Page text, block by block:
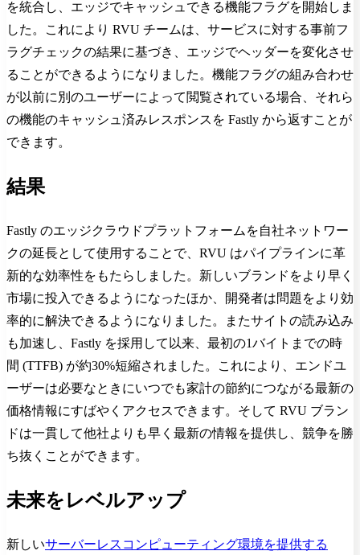
を統合し、エッジでキャッシュできる機能フラグを開始しま
した。これにより RVU チームは、サービスに対する事前フ
ラグチェックの結果に基づき、エッジでヘッダーを変化させ
ることができるようになりました。機能フラグの組み合わせ
が以前に別のユーザーによって閲覧されている場合、それら
の機能のキャッシュ済みレスポンスを Fastly から返すことが
できます。
結果
Fastly のエッジクラウドプラットフォームを自社ネットワー
クの延長として使用することで、RVU はパイプラインに革
新的な効率性をもたらしました。新しいブランドをより早く
市場に投入できるようになったほか、開発者は問題をより効
率的に解決できるようになりました。またサイトの読み込み
も加速し、Fastly を採用して以来、最初の1バイトまでの時
間 (TTFB) が約30%短縮されました。これにより、エンドユ
ーザーは必要なときにいつでも家計の節約につながる最新の
価格情報にすばやくアクセスできます。そして RVU ブラン
ドは一貫して他社よりも早く最新の情報を提供し、競争を勝
ち抜くことができます。
未来をレベルアップ
新しいサーバーレスコンピューティング環境を提供する